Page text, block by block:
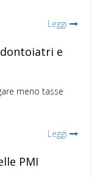
Leggi
e
meno tasse
Leggi
PMI